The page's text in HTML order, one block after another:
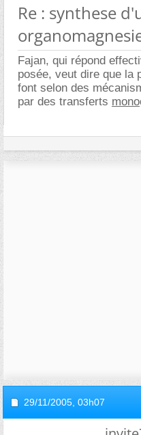
Re : synthese
Fajan, qui répond
posée, veut dire que la
font selon des
par des transferts mono
29/11/2005, 03h07